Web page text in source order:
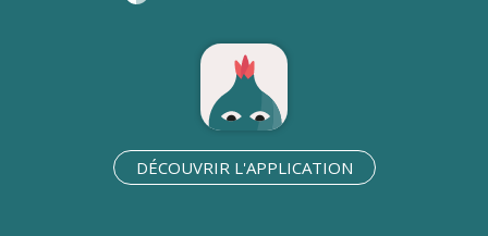
DÉCOUVRIR L'APPLICATION